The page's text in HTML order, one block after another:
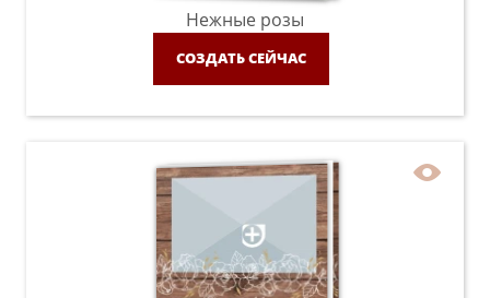
Нежные розы
СОЗДАТЬ СЕЙЧАС